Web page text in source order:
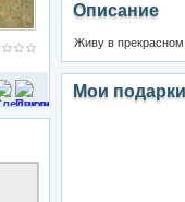
Описание
Живу в прекрасном
Мои подарки